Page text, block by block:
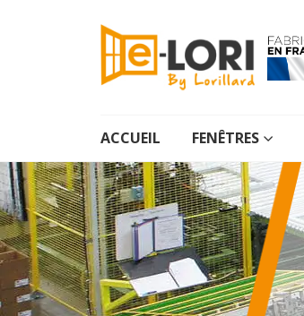
ACCUEIL FENÊTRES